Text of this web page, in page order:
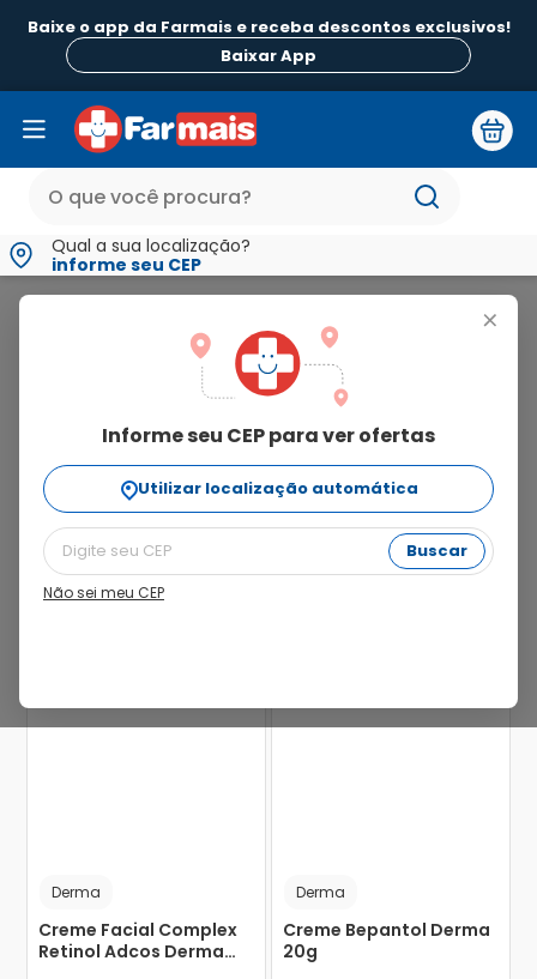
Baixe o app da Farmais e receba descontos exclusivos!
Baixar App
Qual a sua localização?
informe seu CEP
+
Informe seu CEP para ver ofertas
Utilizar localização automática
Buscar
Não sei meu CEP
Ordenar Por
relevância
Derma
Creme Facial Complex
Retinol Adcos Derma
Derma
Creme Bepantol Derma
20g